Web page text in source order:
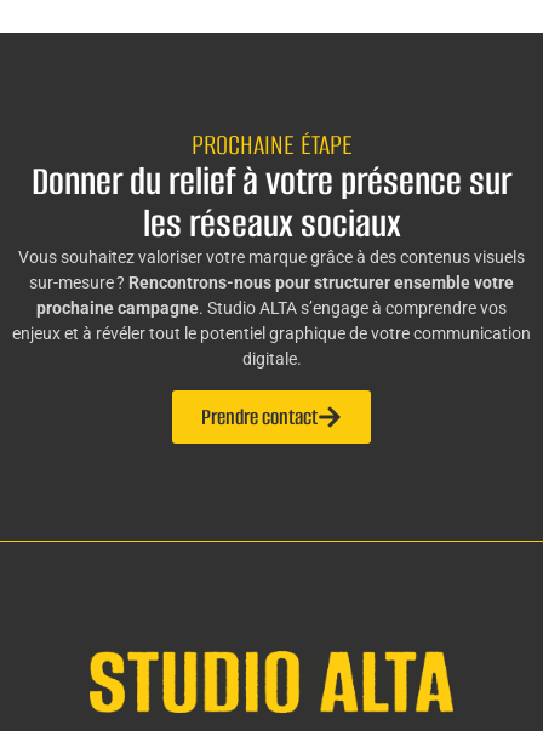
PROCHAINE ÉTAPE
Donner du relief à votre présence sur
les réseaux sociaux
Vous souhaitez valoriser votre marque grâce à des contenus visuels
sur-mesure ? Rencontrons-nous pour structurer ensemble votre
prochaine campagne. Studio ALTA s’engage à comprendre vos
enjeux et à révéler tout le potentiel graphique de votre communication
digitale.
Prendre contact